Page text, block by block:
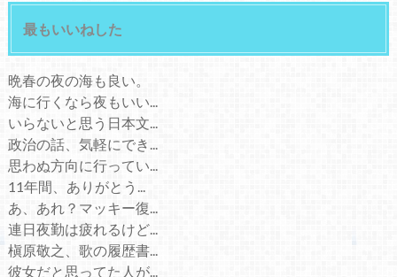
最もいいねした
晩春の夜の海も良い。
海に行くなら夜もいい...
いらないと思う日本文...
政治の話、気軽にでき...
思わぬ方向に行ってい...
11年間、ありがとう...
あ、あれ？マッキー復...
連日夜勤は疲れるけど...
槇原敬之、歌の履歴書...
彼女だと思ってた人が...